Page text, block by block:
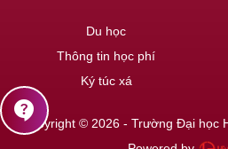
Du học
Thông tin học phí
Ký túc xá
Copyright © 2026 - Trường Đại học
contact_support